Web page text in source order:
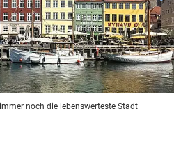
noch die lebenswerteste Stadt